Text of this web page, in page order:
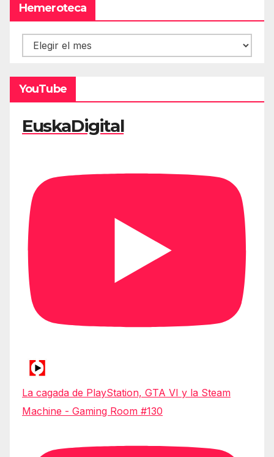
Hemeroteca
Hemeroteca
YouTube
EuskaDigital
La cagada de PlayStation, GTA VI y la Steam
Machine - Gaming Room #130